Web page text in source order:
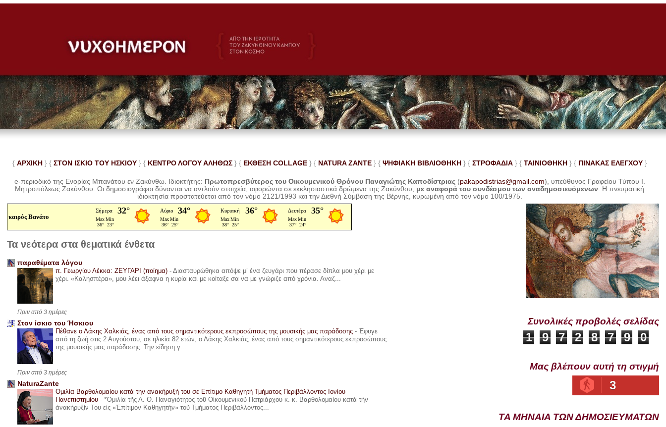
{ ΑΡΧΙΚΗ } { ΣΤΟΝ ΙΣΚΙΟ ΤΟΥ ΗΣΚΙΟΥ } { ΚΕΝΤΡΟ ΛΟΓΟΥ ΑΛΗΘΩΣ } { ΕΚΘΕΣΗ COLLAGE }{ NATURA ZANTE} { ΨΗΦΙΑΚΗ ΒΙΒΛΙΟΘΗΚΗ } { ΣΤΡΟΦΑΔΙΑ } { ΤΑΙΝΙΟΘΗΚΗ } { ΠΙΝΑΚΑΣ ΕΛΕΓΧΟΥ}
e-περιοδικό της Ενορίας Μπανάτου εν Ζακύνθω. Ιδιοκτήτης: Πρωτοπρεσβύτερος του Οικουμενικού Θρόνου Παναγιώτης Καποδίστριας (pakapodistrias@gmail.com), υπεύθυνος Γραφείου Τύπου Ι.
Μητροπόλεως Ζακύνθου.Οι δημοσιογράφοι δύνανται να αντλούν στοιχεία, αφορώντα σε εκκλησιαστικά δρώμενα της Ζακύνθου, με αναφορά του συνδέσμου των αναδημοσιευόμενων . Ηπνευματική
ιδιοκτησία προστατεύεται από τον νόμο 2121/1993 και την Διεθνή Σύμβαση της Βέρνης, κυρωμένη από τον νόμο 100/1975.
καιρός Βανάτο
Τα νεότερα στα θεματικά ένθετα
παραθέματα λόγου
π. Γεωργίου Λέκκα: ΖΕΥΓΑΡΙ (ποίημα) - Διασταυρώθηκα απόψε μ’ ένα ζευγάρι που πέρασε δίπλα μου χέρι με
χέρι. «Καλησπέρα», μου λέει άξαφνα η κυρία και με κοίταξε σα να με γνώριζε από χρόνια. Αναζ...
Πριν από 3 ημέρες
Στον ίσκιο του Ήσκιου
Πέθανε ο Λάκης Χαλκιάς, ένας από τους σημαντικότερους εκπροσώπους της μουσικής μας παράδοσης - Έφυγε
από τη ζωή στις 2 Αυγούστου, σε ηλικία 82 ετών, ο Λάκης Χαλκιάς, ένας από τους σημαντικότερους εκπροσώπους
της μουσικής μας παράδοσης. Την είδηση γ...
Πριν από 3 ημέρες
NaturaZante
Ομιλία Βαρθολομαίου κατά την ανακήρυξή του σε Επίτιμο Καθηγητή Τμήματος Περιβάλλοντος Ιονίου
Πανεπιστημίου - *Ὁμιλία τῆς Α. Θ. Παναγιότητος τοῦ Οἰκουμενικοῦ Πατριάρχου κ. κ. Βαρθολομαίου κατά τήν
ἀνακήρυξίν Του εἰς «Ἐπίτιμον Καθηγητήν» τοῦ Τμήματος Περιβάλλοντος...
Συνολικές προβολές σελίδας
1 9 7 2 8 7 9 0
Μας βλέπουν αυτή τη στιγμή
3
ΤΑ ΜΗΝΑΙΑ ΤΩΝ ΔΗΜΟΣΙΕΥΜΑΤΩΝ